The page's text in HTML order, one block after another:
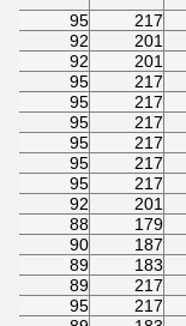
217
95
201
92
201
92
217
95
217
95
217
95
217
95
217
95
217
95
201
92
179
88
187
90
183
89
217
89
217
95